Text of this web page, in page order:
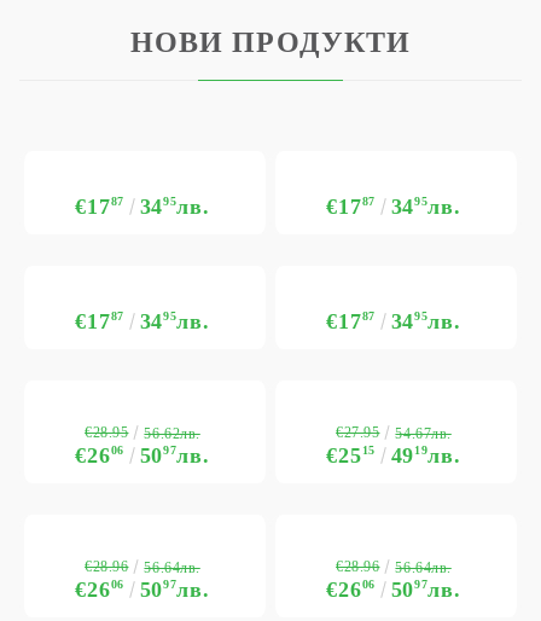
НОВИ ПРОДУКТИ
€1787 3495лв. €1787 3495лв.
€1787 3495лв. €1787 3495лв.
€2606 5097лв.
€28.95 56.62лв.
€2515 4919лв.
€27.95 54.67лв.
€2606 5097лв.
€28.96 56.64лв.
€2606 5097лв.
€28.96 56.64лв.